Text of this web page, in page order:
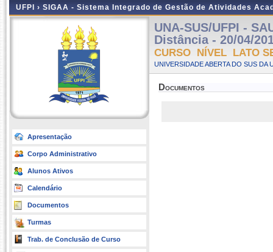
UFPI › SIGAA - Sistema Integrado de Gestão de Atividades
Apresentação
Corpo Administrativo
Alunos Ativos
Calendário
Documentos
Turmas
Trab. de Conclusão de Curso
UNA-SUS/UFPI -
Distância - 20/04/
CURSO NÍVEL LATO
UNIVERSIDADE ABERTA DO SUS DA
Documentos